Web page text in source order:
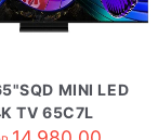
MINI LED
TV 65C7L